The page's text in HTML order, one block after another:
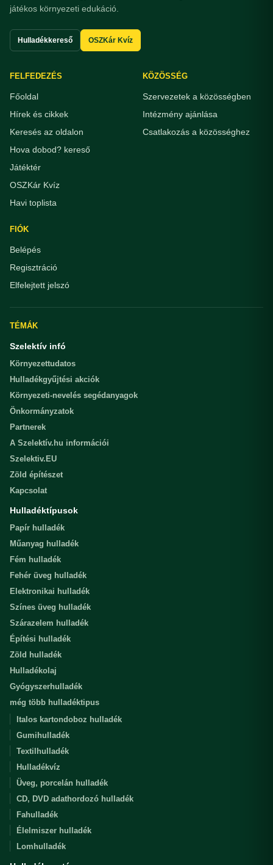
játékos környezeti edukáció.
Hulladékkereső OSZKár Kvíz
FELFEDEZÉS
Főoldal
Hírek és cikkek
Keresés az oldalon
Hova dobod? kereső
Játéktér
OSZKár Kvíz
Havi toplista
KÖZÖSSÉG
Szervezetek a közösségben
Intézmény ajánlása
Csatlakozás a közösséghez
FIÓK
Belépés
Regisztráció
Elfelejtett jelszó
TÉMÁK
Szelektív infó
Környezettudatos
Hulladékgyűjtési akciók
Környezeti-nevelés segédanyagok
Önkormányzatok
Partnerek
A Szelektív.hu információi
Szelektiv.EU
Zöld építészet
Kapcsolat
Hulladéktípusok
Papír hulladék
Műanyag hulladék
Fém hulladék
Fehér üveg hulladék
Elektronikai hulladék
Színes üveg hulladék
Szárazelem hulladék
Építési hulladék
Zöld hulladék
Hulladékolaj
Gyógyszerhulladék
még több hulladéktipus
Italos kartondoboz hulladék
Gumihulladék
Textilhulladék
Hulladékvíz
Üveg, porcelán hulladék
CD, DVD adathordozó hulladék
Fahulladék
Élelmiszer hulladék
Lomhulladék